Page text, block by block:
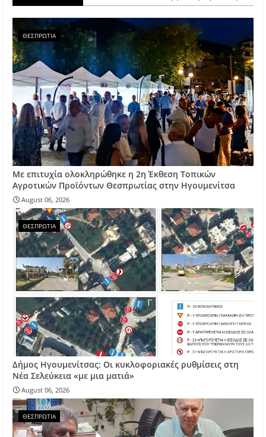
ΘΕΣΠΡΩΤΙΑ
Με επιτυχία ολοκληρώθηκε η 2η Έκθεση Τοπικών
Αγροτικών Προϊόντων Θεσπρωτίας στην Ηγουμενίτσα
August 06, 2026
ΘΕΣΠΡΩΤΙΑ
Δήμος Ηγουμενίτσας: Οι κυκλοφοριακές ρυθμίσεις στη
Νέα Σελεύκεια «με μια ματιά»
August 06, 2026
ΘΕΣΠΡΩΤΙΑ